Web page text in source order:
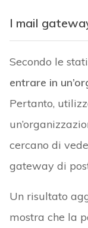
I mail
Secondo le
entrare in
Pertanto,
cercano di
gateway di
Un risultato
mostra che la